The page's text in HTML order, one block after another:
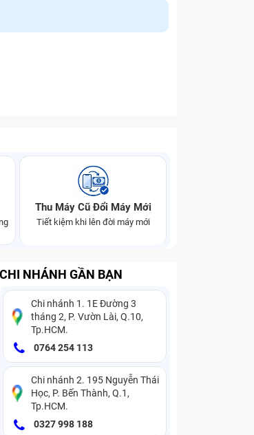
Thu Máy Cũ Đổi Máy Mới
Tiết kiệm khi lên đời máy mới
CHI NHÁNH GẦN BẠN
Chi nhánh 1. 1E Đường 3
tháng 2, P. Vườn Lài, Q.10,
Tp.HCM.
0764 254 113
Chi nhánh 2. 195 Nguyễn Thái
Học, P. Bến Thành, Q.1,
Tp.HCM.
0327 998 188